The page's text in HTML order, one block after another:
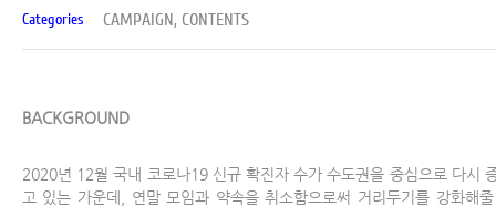
Categories CAMPAIGN, CONTENTS
BACKGROUND
2020년 12월 국내 코로나19 신규 확진자 수가 수도권을 중심으로 다시
고 있는 가운데, 연말 모임과 약속을 취소함으로써 거리두기를 강화해